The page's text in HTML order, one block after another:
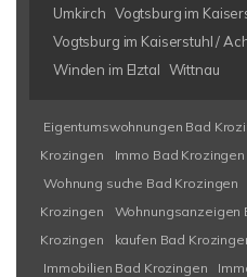
Umkirch Vogtsburg im
Vogtsburg im Kaiserstuhl /
Winden im Elztal Wittnau
Eigentumswohnungen Bad
Krozingen
Immo Bad Krozingen
Wohnung suche Bad Krozingen
Krozingen
Wohnungsanzeigen
Krozingen
kaufen Bad
Immobilien Bad Krozingen